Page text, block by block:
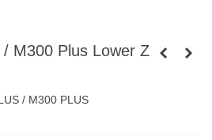
M300 Plus Lower Z
/ M300 PLUS